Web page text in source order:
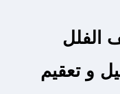
الفلل
و تعقيم